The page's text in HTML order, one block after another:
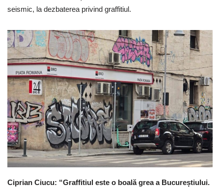
seismic, la dezbaterea privind graffitiul.
Ciprian Ciucu: “Graffitiul este o boală grea a Bucureștiului.